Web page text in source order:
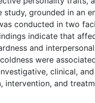
grounded in an
conducted in two
indicate that
and
were
clinical,
intervention, and